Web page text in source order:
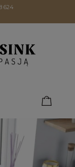
624